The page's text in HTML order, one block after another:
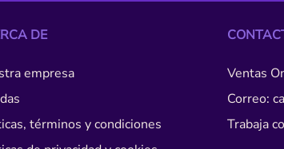
DE
empresa
términos y condiciones
Ventas
Correo:
Trabaja